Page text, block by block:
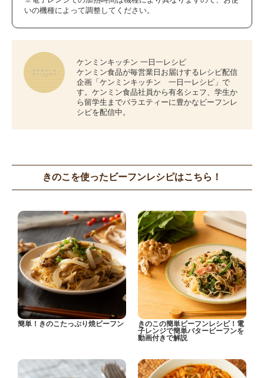
いの機種によって調整してください。
ケンミンキッチン 一日一レシピ
ケンミン食品が毎営業日お届けするレシピ配信
企画「ケンミンキッチン 一日一レシピ」で
す。ケンミン食品社員から有名シェフ、学生か
ら留学生までバラエティーに豊かなビーフンレ
シピを配信中。
きのこを使ったビーフンレシピはこちら！
簡単！きのこたっぷり焼ビーフン
きのこの簡単ビーフンレシピ！電
子レンジで簡単バタービーフンを
動画付きで解説